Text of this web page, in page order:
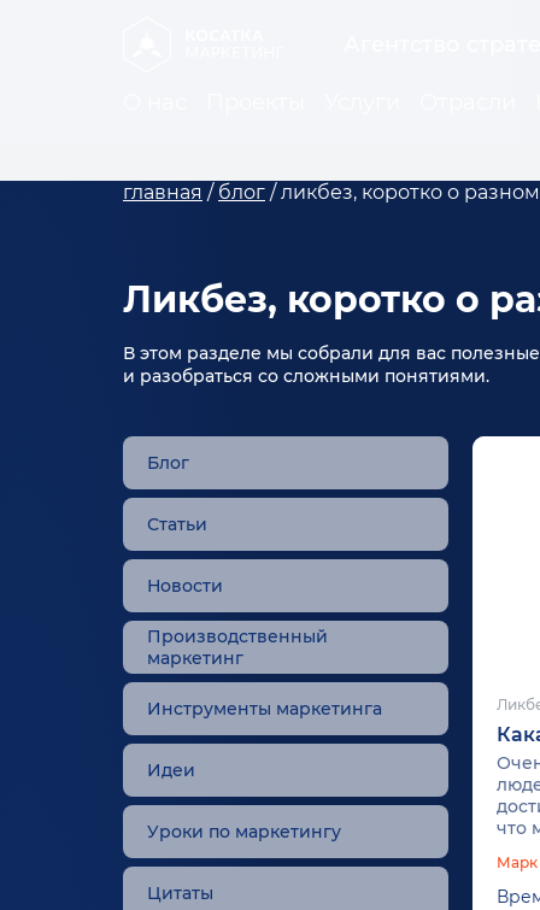
главная / блог /ликбез, коротко о разном
Ликбез, коротко о
В этом разделе мы собрали для вас
и разобраться со сложными понятиями.
Блог
Статьи
Новости
Производственный
маркетинг
Инструменты маркетинга
Идеи
Уроки по маркетингу
Цитаты
что
Марк